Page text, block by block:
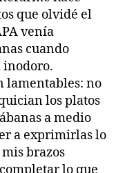
que olvidé el
venía
cuando
lamentables: no
los platos
a medio
a exprimirlas lo
brazos